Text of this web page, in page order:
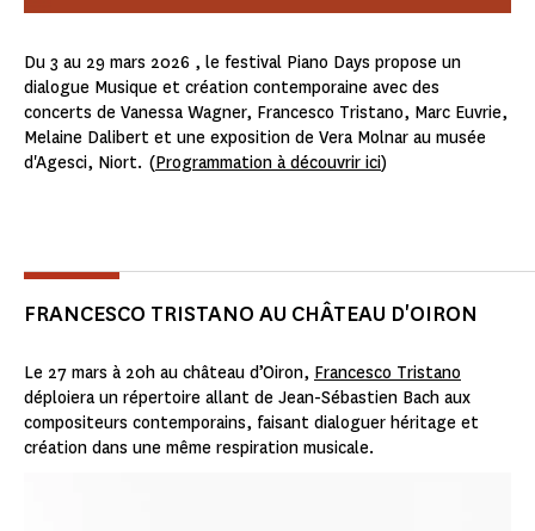
Du 3 au 29 mars 2026 , le festival Piano Days propose un
dialogue Musique et création contemporaine avec des
concerts de Vanessa Wagner, Francesco Tristano, Marc Euvrie,
Melaine Dalibert et une exposition de Vera Molnar au musée
d'Agesci, Niort. (Programmation à découvrir ici)
FRANCESCO TRISTANO AU CHÂTEAU D'OIRON
Le 27 mars à 20h au château d’Oiron, Francesco Tristano
déploiera un répertoire allant de Jean-Sébastien Bach aux
compositeurs contemporains, faisant dialoguer héritage et
création dans une même respiration musicale.